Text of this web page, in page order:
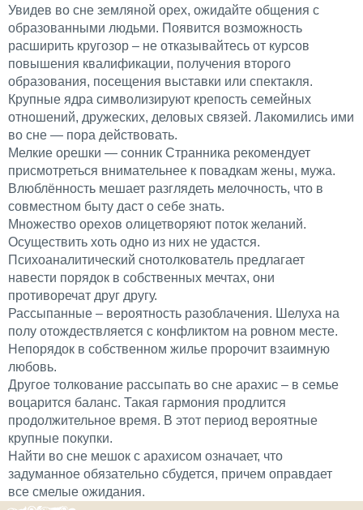
Увидев во сне земляной орех, ожидайте общения с
образованными людьми. Появится возможность
расширить кругозор – не отказывайтесь от курсов
повышения квалификации, получения второго
образования, посещения выставки или спектакля.
Крупные ядра символизируют крепость семейных
отношений, дружеских, деловых связей. Лакомились ими
во сне — пора действовать.
Мелкие орешки — сонник Странника рекомендует
присмотреться внимательнее к повадкам жены, мужа.
Влюблённость мешает разглядеть мелочность, что в
совместном быту даст о себе знать.
Множество орехов олицетворяют поток желаний.
Осуществить хоть одно из них не удастся.
Психоаналитический снотолкователь предлагает
навести порядок в собственных мечтах, они
противоречат друг другу.
Рассыпанные – вероятность разоблачения. Шелуха на
полу отождествляется с конфликтом на ровном месте.
Непорядок в собственном жилье пророчит взаимную
любовь.
Другое толкование рассыпать во сне арахис – в семье
воцарится баланс. Такая гармония продлится
продолжительное время. В этот период вероятные
крупные покупки.
Найти во сне мешок с арахисом означает, что
задуманное обязательно сбудется, причем оправдает
все смелые ожидания.